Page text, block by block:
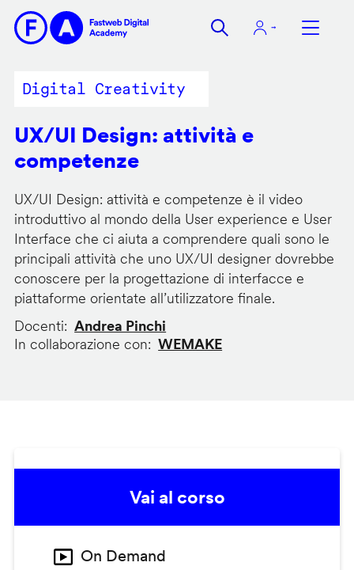
contenuto
Digital Creativity
UX/UI Design: attività e
competenze
UX/UI Design: attività e competenze è il video
introduttivo al mondo della User experience e User
Interface che ci aiuta a comprendere quali sono le
principali attività che uno UX/UI designer dovrebbe
conoscere per la progettazione di interfacce e
piattaforme orientate all’utilizzatore finale.
Docenti
Andrea Pinchi
In collaborazione con
WEMAKE
Vai al corso
On Demand